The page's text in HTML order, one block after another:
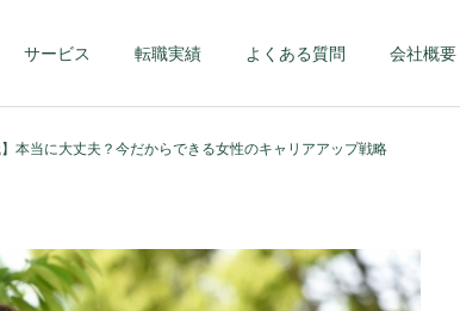
サービス 転職実績 よくある質問 会社概要
第二新卒・メンバーク
ハイクラス – 課長・
】本当に大丈夫？今だからできる女性のキャリアアップ戦略